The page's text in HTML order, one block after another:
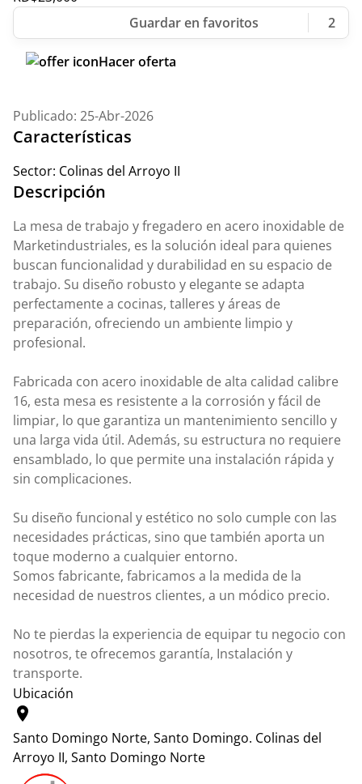
2
Hacer oferta
Publicado: 25-Abr-2026
Características
Sector: Colinas del Arroyo II
Descripción
La mesa de trabajo y fregadero en acero inoxidable de
Marketindustriales, es la solución ideal para quienes
buscan funcionalidad y durabilidad en su espacio de
trabajo. Su diseño robusto y elegante se adapta
perfectamente a cocinas, talleres y áreas de
preparación, ofreciendo un ambiente limpio y
profesional.
Fabricada con acero inoxidable de alta calidad calibre
16, esta mesa es resistente a la corrosión y fácil de
limpiar, lo que garantiza un mantenimiento sencillo y
una larga vida útil. Además, su estructura no requiere
ensamblado, lo que permite una instalación rápida y
sin complicaciones.
Su diseño funcional y estético no solo cumple con las
necesidades prácticas, sino que también aporta un
toque moderno a cualquier entorno.
Somos fabricante, fabricamos a la medida de la
necesidad de nuestros clientes, a un módico precio.
No te pierdas la experiencia de equipar tu negocio con
nosotros, te ofrecemos garantía, Instalación y
transporte.
Ubicación
location_on
Santo Domingo Norte, Santo Domingo. Colinas del
Arroyo II, Santo Domingo Norte
Leaflet